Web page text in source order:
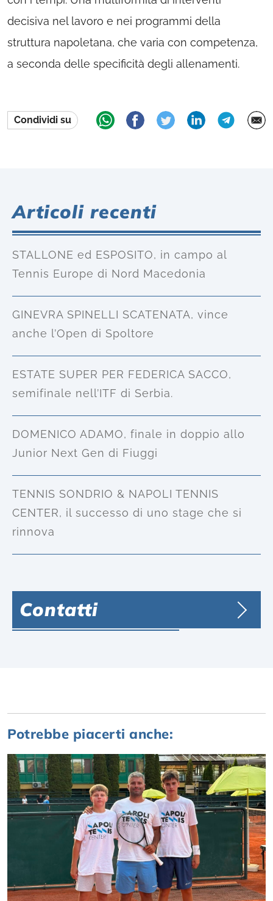
decisiva nel lavoro e nei programmi della
struttura napoletana, che varia con competenza,
a seconda delle specificità degli allenamenti.
Condividi su
Articoli recenti
STALLONE ed ESPOSITO, in campo al
Tennis Europe di Nord Macedonia
GINEVRA SPINELLI SCATENATA, vince
anche l’Open di Spoltore
ESTATE SUPER PER FEDERICA SACCO,
semifinale nell’ITF di Serbia.
DOMENICO ADAMO, finale in doppio allo
Junior Next Gen di Fiuggi
TENNIS SONDRIO & NAPOLI TENNIS
CENTER, il successo di uno stage che si
rinnova
Contatti
Potrebbe piacerti anche: